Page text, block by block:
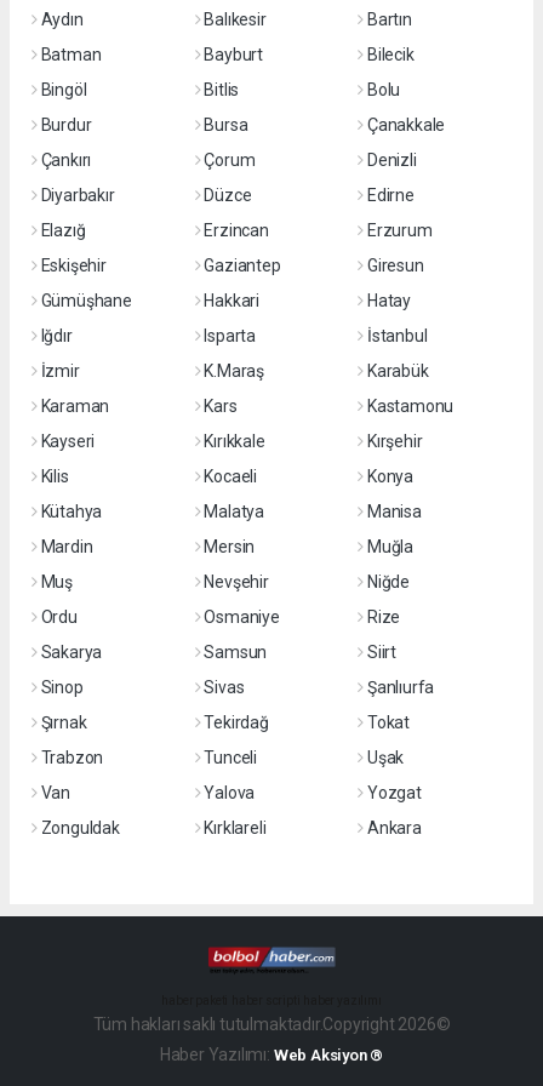
Aydın
Balıkesir
Bartın
Batman
Bayburt
Bilecik
Bingöl
Bitlis
Bolu
Burdur
Bursa
Çanakkale
Çankırı
Çorum
Denizli
Diyarbakır
Düzce
Edirne
Elazığ
Erzincan
Erzurum
Eskişehir
Gaziantep
Giresun
Gümüşhane
Hakkari
Hatay
Iğdır
Isparta
İstanbul
İzmir
K.Maraş
Karabük
Karaman
Kars
Kastamonu
Kayseri
Kırıkkale
Kırşehir
Kilis
Kocaeli
Konya
Kütahya
Malatya
Manisa
Mardin
Mersin
Muğla
Muş
Nevşehir
Niğde
Ordu
Osmaniye
Rize
Sakarya
Samsun
Siirt
Sinop
Sivas
Şanlıurfa
Şırnak
Tekirdağ
Tokat
Trabzon
Tunceli
Uşak
Van
Yalova
Yozgat
Zonguldak
Kırklareli Ankara
Tüm hakları saklı tutulmaktadır.Copyright 2026©
Haber Yazılımı: Web Aksiyon ®